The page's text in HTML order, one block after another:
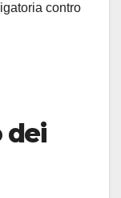
contro
dei